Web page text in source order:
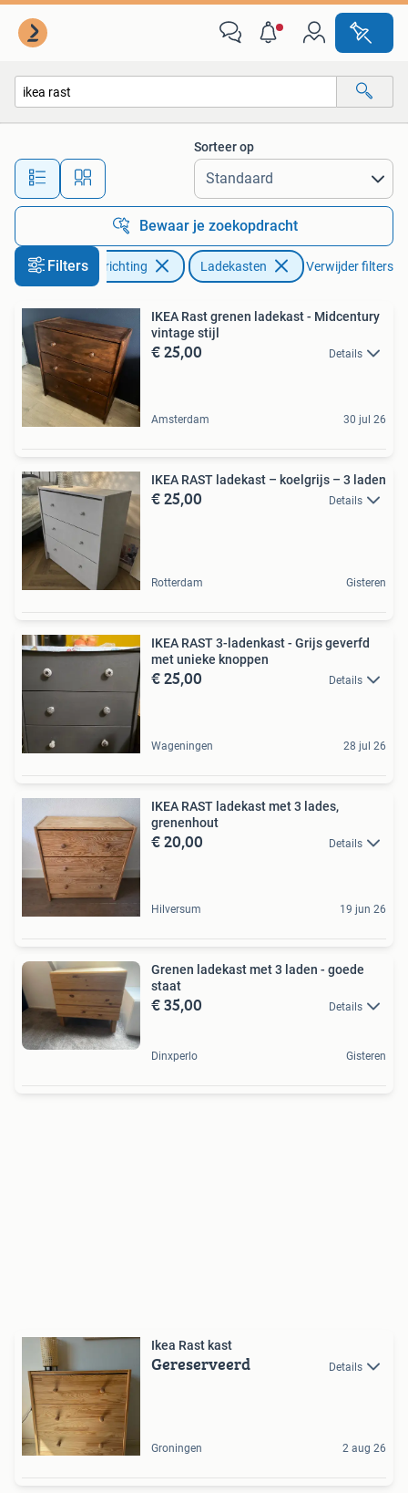
Alle afstanden…
Sorteer op
Bewaar je zoekopdracht
Filters
Huis en Inrichting Ladekasten Verwijder filters
IKEA Rast grenen ladekast - Midcentury
vintage stijl
€ 25,00 Details
Amsterdam 30 jul 26
IKEA RAST ladekast – koelgrijs – 3 laden
€ 25,00 Details
Rotterdam Gisteren
IKEA RAST 3-ladenkast - Grijs geverfd
met unieke knoppen
€ 25,00 Details
Wageningen 28 jul 26
IKEA RAST ladekast met 3 lades,
grenenhout
€ 20,00 Details
Hilversum 19 jun 26
Grenen ladekast met 3 laden - goede
staat
€ 35,00 Details
Dinxperlo Gisteren
Ikea Rast kast
Gereserveerd Details
Groningen 2 aug 26